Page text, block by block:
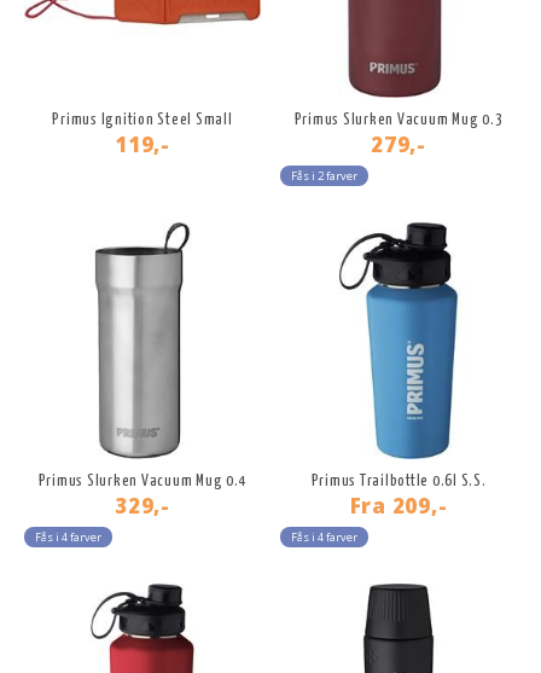
Primus Ignition Steel Small
119,-
Primus Slurken Vacuum Mug 0.3
279,-
Fås i 2 farver
Primus Slurken Vacuum Mug 0.4
329,-
Fås i 4 farver
Primus Trailbottle 0.6l S.S.
Fra 209,-
Fås i 4 farver